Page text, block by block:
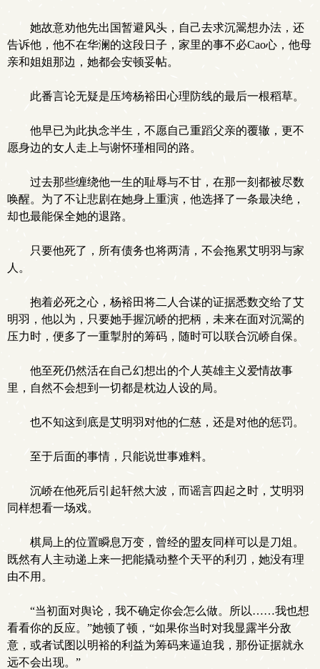
她故意劝他先出国暂避风头，自己去求沉翯想办法，还
告诉他，他不在华澜的这段日子，家里的事不必Cao心，他母
亲和姐姐那边，她都会安顿妥帖。
此番言论无疑是压垮杨裕田心理防线的最后一根稻草。
他早已为此执念半生，不愿自己重蹈父亲的覆辙，更不
愿身边的女人走上与谢怀瑾相同的路。
过去那些缠绕他一生的耻辱与不甘，在那一刻都被尽数
唤醒。为了不让悲剧在她身上重演，他选择了一条最决绝，
却也最能保全她的退路。
只要他死了，所有债务也将两清，不会拖累艾明羽与家
人。
抱着必死之心，杨裕田将二人合谋的证据悉数交给了艾
明羽，他以为，只要她手握沉峤的把柄，未来在面对沉翯的
压力时，便多了一重掣肘的筹码，随时可以联合沉峤自保。
他至死仍然活在自己幻想出的个人英雄主义爱情故事
里，自然不会想到一切都是枕边人设的局。
也不知这到底是艾明羽对他的仁慈，还是对他的惩罚。
至于后面的事情，只能说世事难料。
沉峤在他死后引起轩然大波，而谣言四起之时，艾明羽
同样想看一场戏。
棋局上的位置瞬息万变，曾经的盟友同样可以是刀俎。
既然有人主动递上来一把能撬动整个天平的利刃，她没有理
由不用。
“当初面对舆论，我不确定你会怎么做。所以……我也想
看看你的反应。”她顿了顿，“如果你当时对我显露半分敌
意，或者试图以明裕的利益为筹码来逼迫我，那份证据就永
远不会出现。”